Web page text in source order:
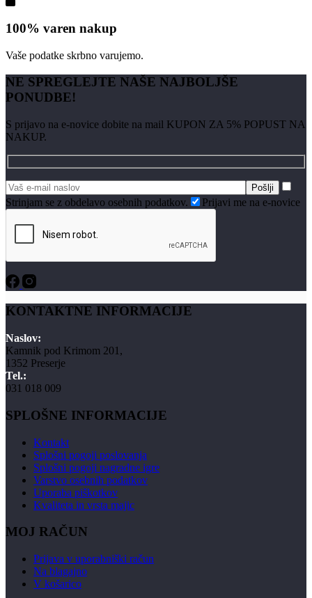
100% varen nakup
Vaše podatke skrbno varujemo.
NE SPREGLEJTE NAŠE NAJBOLJŠE
PONUDBE!
S prijavo na e-novice dobite na mail KUPON ZA 5% POPUST NA
NAKUP.
Strinjam se z obdelavo osebnih podatkov. Prijavi me na e-novice
KONTAKTNE INFORMACIJE
Naslov:
Kamnik pod Krimom 201,
1352 Preserje
Tel.:
031 018 009
SPLOŠNE INFORMACIJE
Kontakt
Splošni pogoji poslovanja
Splošni pogoji nagradne igre
Varstvo osebnih podatkov
Uporaba piškotkov
Kvaliteta in vrsta majic
MOJ RAČUN
Prijava v uporabniški račun
Na blagajno
V košarico